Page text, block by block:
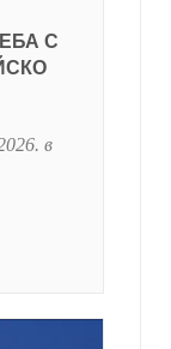
С
. в